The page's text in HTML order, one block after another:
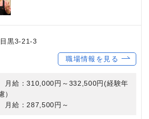
黒3-21-3
職場情報を見る
給：310,000円～332,500円(経験年
）
給：287,500円～